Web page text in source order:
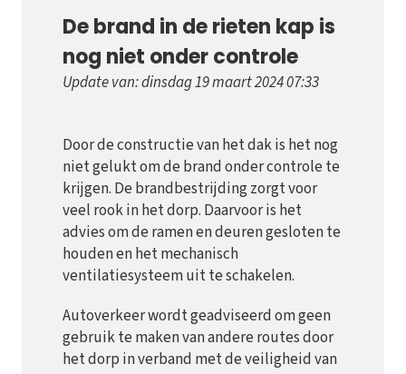
De brand in de rieten kap is
nog niet onder controle
Update van: dinsdag 19 maart 2024 07:33
Door de constructie van het dak is het nog
niet gelukt om de brand onder controle te
krijgen. De brandbestrijding zorgt voor
veel rook in het dorp. Daarvoor is het
advies om de ramen en deuren gesloten te
houden en het mechanisch
ventilatiesysteem uit te schakelen.
Autoverkeer wordt geadviseerd om geen
gebruik te maken van andere routes door
het dorp in verband met de veiligheid van